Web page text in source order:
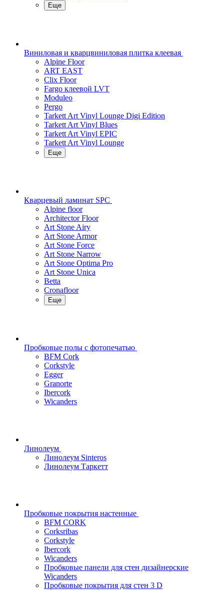
Еще
Виниловая и кварцвиниловая плитка клеевая
Alpine Floor
ART EAST
Clix Floor
Fargo клеевой LVT
Moduleo
Pergo
Tarkett Art Vinyl Lounge Digi Edition
Tarkett Art Vinyl Blues
Tarkett Art Vinyl EPIC
Tarkett Art Vinyl Lounge
Еще
Кварцевый ламинат SPC
Alpine floor
Architector Floor
Art Stone Airy
Art Stone Armor
Art Stone Force
Art Stone Narrow
Art Stone Optima Pro
Art Stone Unica
Betta
Cronafloor
Еще
Пробковые полы с фотопечатью
BFM Cork
Corkstyle
Egger
Granorte
Ibercork
Wicanders
Линолеум
Линолеум Sinteros
Линолеум Таркетт
Пробковые покрытия настенные
BFM CORK
Corksribas
Corkstyle
Ibercork
Wicanders
Пробковые панели для стен дизайнерские
Wicanders
Пробковые покрытия для стен 3 D